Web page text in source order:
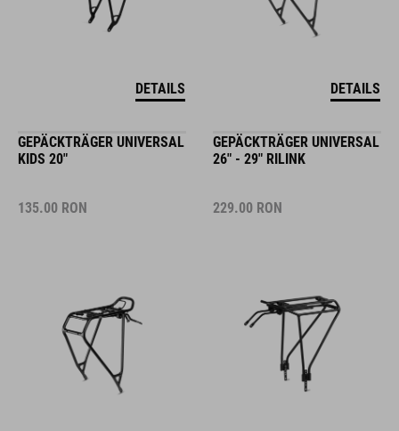
DETAILS DETAILS
GEPÄCKTRÄGER UNIVERSAL
KIDS 20"
135.00 RON
GEPÄCKTRÄGER UNIVERSAL
26" - 29" RILINK
229.00 RON